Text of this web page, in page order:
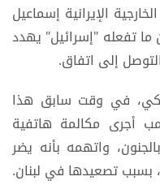
الإيرانية إسماعيل
تفعله "إسرائيل" يهدد
إلى اتفاق.
في وقت سابق هذا
أجرى مكالمة هاتفية
واتهمه بأنه يضر
بسبب تصعيدها في لبنان.